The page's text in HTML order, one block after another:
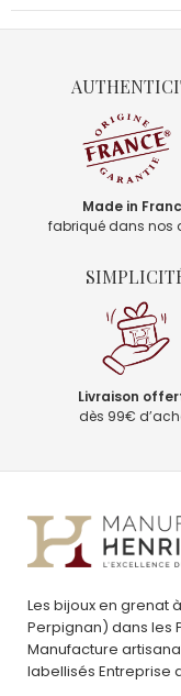
Made in
fabriqué dans nos
Livraison
dès 99€
Les bijoux en grenat
Perpignan) dans les
Manufacture
labellisés Entreprise